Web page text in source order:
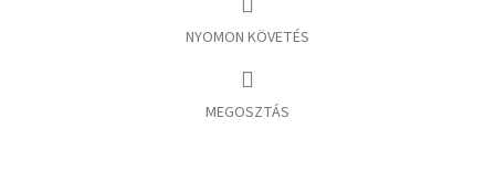
NYOMON KÖVETÉS
MEGOSZTÁS